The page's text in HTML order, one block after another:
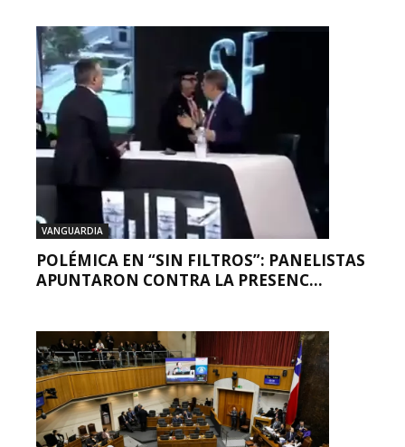
VANGUARDIA
POLÉMICA EN “SIN FILTROS”: PANELISTAS
APUNTARON CONTRA LA PRESENC...